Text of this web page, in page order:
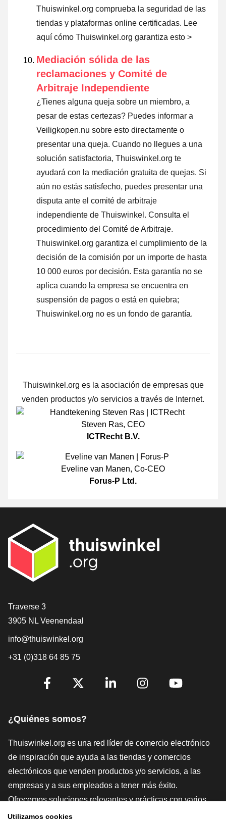
Thuiswinkel.org comprueba la seguridad de las
tiendas y plataformas online certificadas. Lee
aquí cómo Thuiswinkel.org garantiza esto >
Mediación sólida de las
reclamaciones y Comité de
Arbitraje Independiente
¿Tienes alguna queja sobre un miembro, a
pesar de estas certezas? Puedes informar a
Veiligkopen.nu sobre esto directamente o
presentar una queja. Cuando no llegues a una
solución satisfactoria, Thuiswinkel.org te
ayudará con la mediación gratuita de quejas. Si
aún no estás satisfecho, puedes presentar una
disputa ante el comité de arbitraje
independiente de Thuiswinkel. Consulta el
procedimiento del Comité de Arbitraje.
Thuiswinkel.org garantiza el cumplimiento de la
decisión de la comisión por un importe de hasta
10 000 euros por decisión. Esta garantía no se
aplica cuando la empresa se encuentra en
suspensión de pagos o está en quiebra;
Thuiswinkel.org no es un fondo de garantía.
Thuiswinkel.org es la asociación de empresas que
venden productos y/o servicios a través de Internet.
Steven Ras, CEO
ICTRecht B.V.
Eveline van Manen, Co-CEO
Forus-P Ltd.
[_General:Contact]
Traverse 3
3905 NL Veenendaal
info@thuiswinkel.org
+31 (0)318 64 85 75
[_General:SocialMediaTitle]
¿Quiénes somos?
Thuiswinkel.org es una red líder de comercio electrónico
de inspiración que ayuda a las tiendas y comercios
electrónicos que venden productos y/o servicios, a las
empresas y a sus empleados a tener más éxito.
Ofrecemos soluciones relevantes y prácticas con varios
sellos de confianza, Thuiswinkel Reviews, herramientas y
Utilizamos cookies